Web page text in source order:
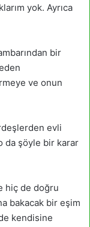
yok. Ayrıca
bir
ve onun
evli
da şöyle bir karar
hiç de doğru
bakacak bir eşim
kendisine